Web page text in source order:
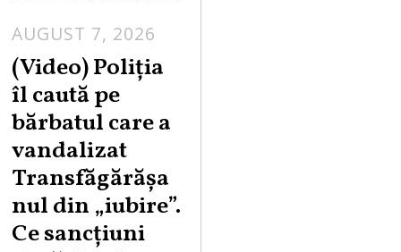
AUGUST 7, 2026
U
G
S
7
,
(Video) Poliția
îl caută pe
bărbatul care a
vandalizat
Transfăgărășa
nul din „iubire”.
Ce sancțiuni